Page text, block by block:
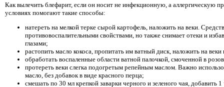
Как вылечить блефарит, если он носит не инфекционную, а аллергическую
условиях помогают такие способы:
натереть на мелкой терке сырой картофель, наложить на веки.
противовоспалительными свойствами, но также снимает отеки и
глазами;
растопить масло кокоса, пропитать им ватный диск, наложить на
обработать воспаленные области ватной палочкой, смоченной в
протереть веки слегка подогретым репейным маслом. Важно
масло, без добавок в виде красного перца;
смешать по 30 мл крепкой заварки черного и зеленого чая, добавить 1